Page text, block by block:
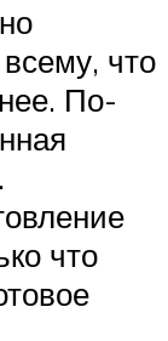
что
По-
что